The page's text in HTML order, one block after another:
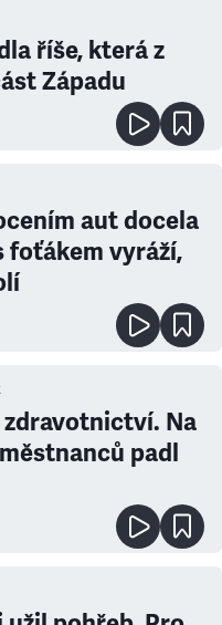
říše, která z
Západu
aut docela
foťákem vyráží,
Na
padl